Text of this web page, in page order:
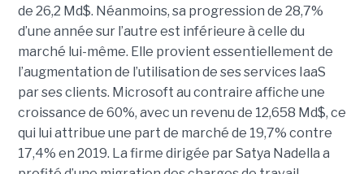
de 26,2 Md$. Néanmoins, sa progression de 28,7%
d’une année sur l’autre est inférieure à celle du
marché lui-même. Elle provient essentiellement de
l’augmentation de l’utilisation de ses services IaaS
par ses clients. Microsoft au contraire affiche une
croissance de 60%, avec un revenu de 12,658 Md$, ce
qui lui attribue une part de marché de 19,7% contre
17,4% en 2019. La firme dirigée par Satya Nadella a